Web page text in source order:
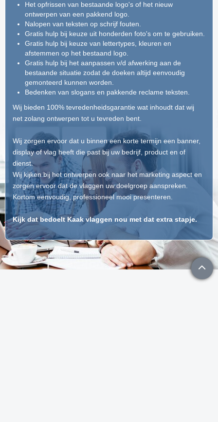
Het opfrissen van bestaande logo's of het nieuw
ontwerpen van een pakkend logo.
Nalopen van teksten op schrijf fouten.
Gratis hulp bij keuze uit honderden foto's om te gebruiken.
Gratis hulp bij keuze van lettertypes, kleuren en
afstemmen op het bestaand logo.
Gratis hulp bij het aanpassen v/d afwerking aan de
bestaande situatie zodat de doeken altijd eenvoudig
gemonteerd kunnen worden.
Bedenken van slogans en pakkende reclame teksten.
Wij bieden 100% tevredenheidsgarantie wat inhoudt dat wij
net zolang ontwerpen tot u tevreden bent.
Wij zorgen ervoor dat u binnen een korte termijn een banner,
display of vlag heeft die past bij uw bedrijf, product en of
dienst.
Wij kijken bij het ontwerpen ook naar het marketing aspect en
zorgen ervoor dat de vlaggen uw doelgroep aanspreken.
Kortom eenvoudig, professioneel mooi presenteren.
Kijk dat bedoelt Kaak vlaggen nou met dat extra stapje.